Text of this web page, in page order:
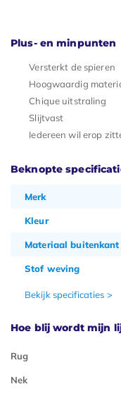
Plus- en minpunten
Versterkt de spieren
Hoogwaardig
Chique uitstraling
Slijtvast
Iedereen wil erop
Beknopte
Merk
Kleur
Materiaal buitenkant
Stof weving
Bekijk specificaties >
Hoe blij wordt mijn
Rug
Nek